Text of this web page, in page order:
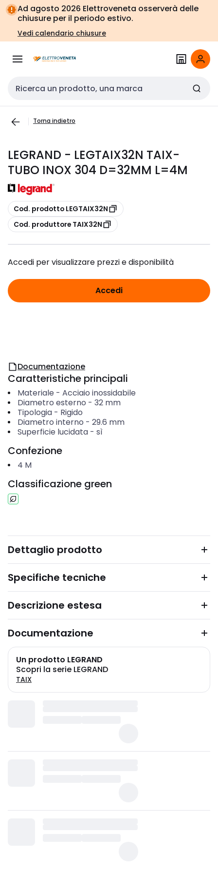
Vai alla
navigazione
Vai
alla
pagina
Ad agosto 2026 Elettroveneta osserverà delle
chiusure per il periodo estivo.
Vedi calendario chiusure
Cerca input
Torna indietro
LEGRAND - LEGTAIX32N TAIX-
TUBO INOX 304 D=32MM L=4M
copia
Cod. prodotto LEGTAIX32N
copia
Cod. produttore TAIX32N
Accedi per visualizzare prezzi e disponibilità
Accedi
Documentazione
Caratteristiche principali
Materiale - Acciaio inossidabile
Diametro esterno - 32 mm
Tipologia- Rigido
Diametro interno - 29.6 mm
Superficie lucidata- sì
Confezione
4 M
Classificazione green
Dettaglio prodotto
Specifiche tecniche
Descrizione estesa
Documentazione
Un prodotto LEGRAND
Scopri la serie LEGRAND
TAIX